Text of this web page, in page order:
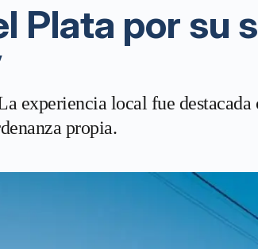
Plata por su
experiencia local fue
propia.